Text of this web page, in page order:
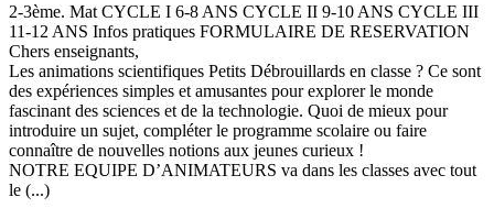
2-3ème. Mat CYCLE I 6-8 ANS CYCLE II 9-10 ANS CYCLE III
11-12 ANS Infos pratiques FORMULAIRE DE RESERVATION
Chers enseignants,
Les animations scientifiques Petits Débrouillards en classe ? Ce sont
des expériences simples et amusantes pour explorer le monde
fascinant des sciences et de la technologie. Quoi de mieux pour
introduire un sujet, compléter le programme scolaire ou faire
connaître de nouvelles notions aux jeunes curieux !
NOTRE EQUIPE D’ANIMATEURS va dans les classes avec tout
le (...)